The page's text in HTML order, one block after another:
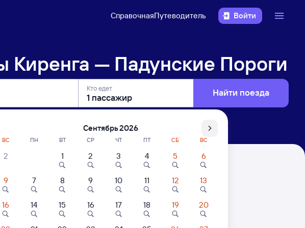
СправочнаяПутеводитель Войти
Киренга — Падунские Пороги
Кто едет Найти поезда
Пороги
по местному времени. Цены за 1 пассажира
ВС
2
9
16
Сентябрь 2026
ПН ВТ СР ЧТ ПТ СБ ВС
1 2 3 4 5 6
7 8 9 10 11 12 13
14 15 16 17 18 19 20